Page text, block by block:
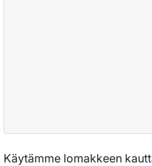
Käytämme lomakkeen